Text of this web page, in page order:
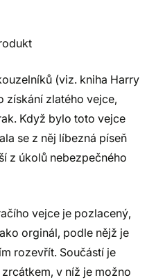
(viz. kniha Harry
získání zlatého vejce,
Když bylo toto vejce
se z něj líbezná píseň
z úkolů nebezpečného
vejce je pozlacený,
orginál, podle nějž je
rozevřít. Součástí je
v níž je možno